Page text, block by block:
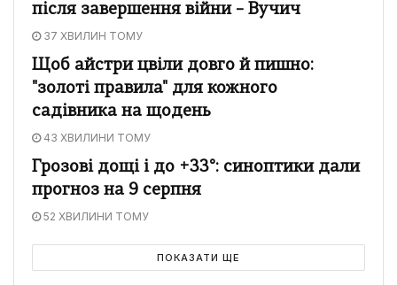
після завершення війни – Вучич
37 ХВИЛИН ТОМУ
Щоб айстри цвіли довго й пишно:
"золоті правила" для кожного
садівника на щодень
43 ХВИЛИНИ ТОМУ
Грозові дощі і до +33°: синоптики дали
прогноз на 9 серпня
52 ХВИЛИНИ ТОМУ
ПОКАЗАТИ ЩЕ